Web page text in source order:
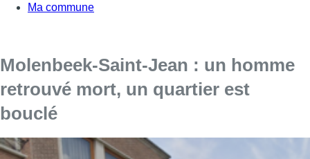
Ma commune
Molenbeek-Saint-Jean : un homme
retrouvé mort, un quartier est
bouclé